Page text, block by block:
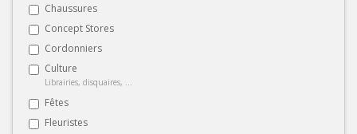
Chaussures
Concept Stores
Cordonniers
Culture
Librairies, disquaires, ...
Fêtes
Fleuristes